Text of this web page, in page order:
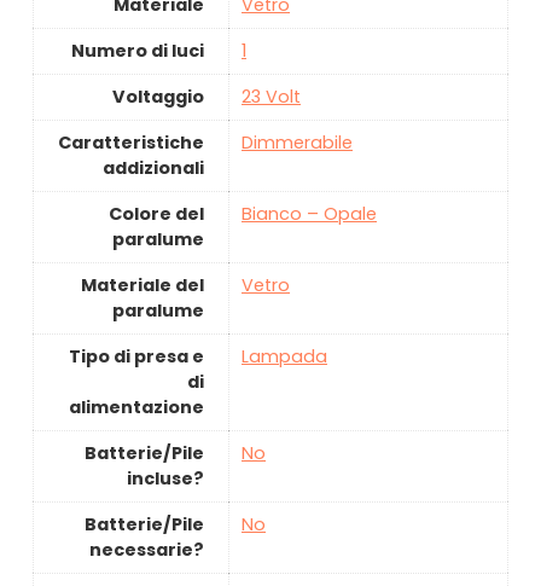
Materiale
‎Vetro
Numero di luci
‎1
Voltaggio
‎23 Volt
Caratteristiche
addizionali
‎Dimmerabile
Colore del
paralume
‎Bianco – Opale
Materiale del
paralume
‎Vetro
Tipo di presa e
di
alimentazione
‎Lampada
Batterie/Pile
incluse?
‎No
Batterie/Pile
necessarie?
‎No